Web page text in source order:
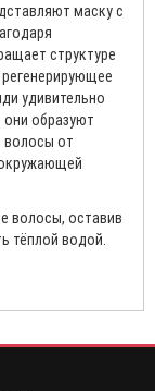
маску с
структуре
удивительно
образуют
волосы от
волосы, оставив
тёплой водой.